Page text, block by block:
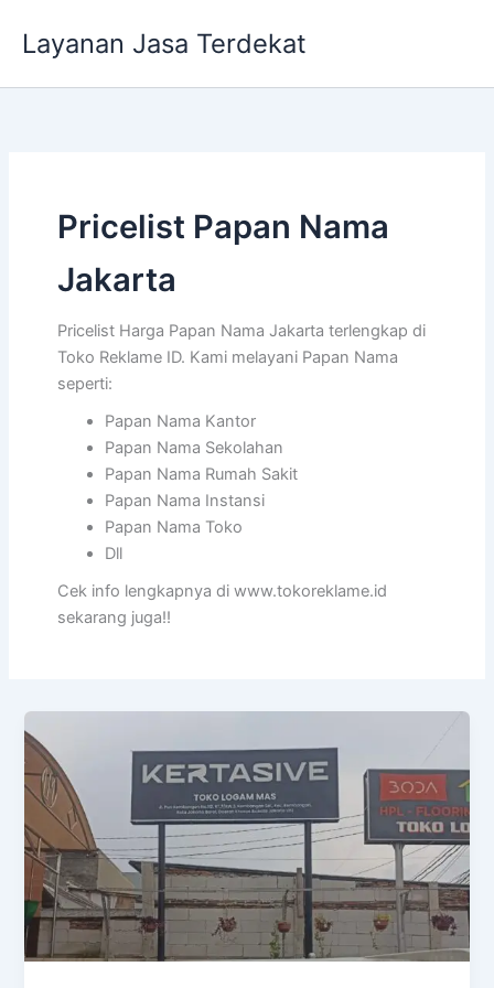
Layanan Jasa Terdekat
Pricelist Papan Nama
Jakarta
Pricelist Harga Papan Nama Jakarta terlengkap di
Toko Reklame ID. Kami melayani Papan Nama
seperti:
Papan Nama Kantor
Papan Nama Sekolahan
Papan Nama Rumah Sakit
Papan Nama Instansi
Papan Nama Toko
Dll
Cek info lengkapnya di www.tokoreklame.id
sekarang juga!!